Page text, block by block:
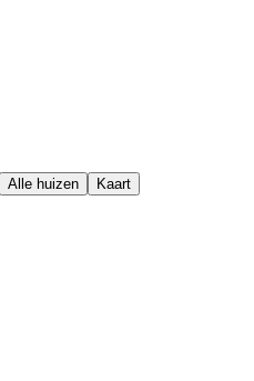
Alle huizen Kaart